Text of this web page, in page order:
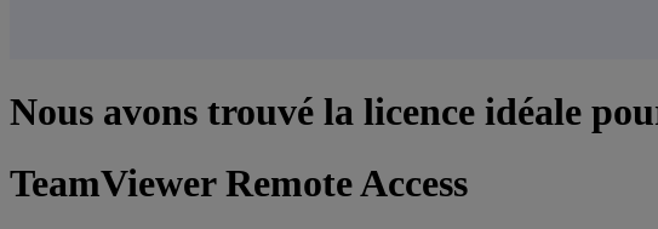
Nous avons trouvé la licence idéale
TeamViewer Remote Access